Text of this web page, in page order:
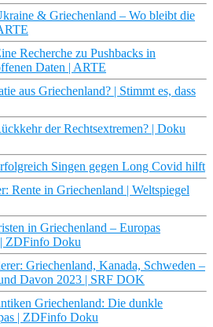
& Griechenland – Wo bleibt die
Recherche zu Pushbacks in
Daten | ARTE
aus Griechenland? | Stimmt es, dass
der Rechtsextremen? | Doku
Singen gegen Long Covid hilft
Rente in Griechenland | Weltspiegel
in Griechenland – Europas
ZDFinfo Doku
Griechenland, Kanada, Schweden –
Davon 2023 | SRF DOK
Griechenland: Die dunkle
| ZDFinfo Doku